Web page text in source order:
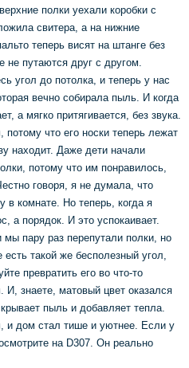
полки уехали коробки с
свитера, а на нижние
теперь висят на штанге без
путаются друг с другом.
угол до потолка, и теперь у нас
вечно собирала пыль. И когда
а мягко притягивается, без звука.
что его носки теперь лежат
находит. Даже дети начали
потому что им понравилось,
говоря, я не думала, что
комнате. Но теперь, когда я
а порядок. И это успокаивает.
пару раз перепутали полки, но
такой же бесполезный угол,
превратить его во что-то
знаете, матовый цвет оказался
пыль и добавляет тепла.
и дом стал тише и уютнее. Если у
на D307. Он реально